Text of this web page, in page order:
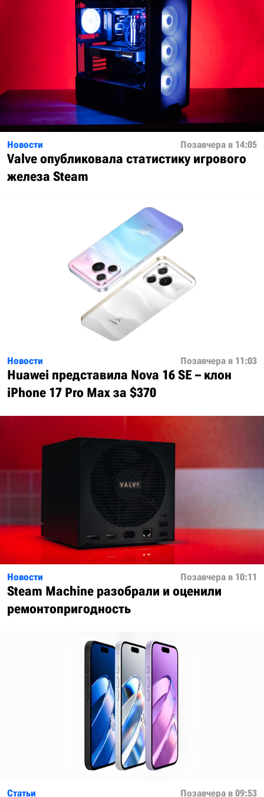
Новости Позавчера в 14:05
Valve опубликовала статистику игрового
железа Steam
Новости Позавчера в 11:03
Huawei представила Nova 16 SE – клон
iPhone 17 Pro Max за $370
Новости Позавчера в 10:11
Steam Machine разобрали и оценили
ремонтопригодность
Статьи Позавчера в 09:53